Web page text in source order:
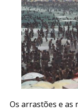
Os arrastões e as